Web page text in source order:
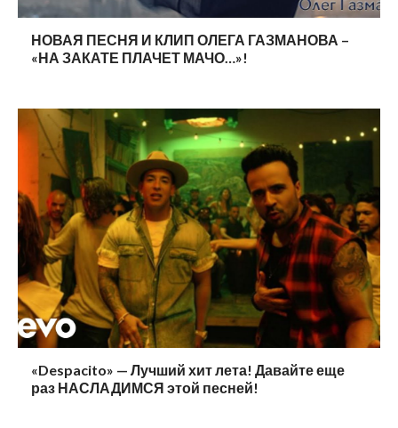
НОВАЯ ПЕСНЯ И КЛИП ОЛЕГА ГАЗМАНОВА –
«НА ЗАКАТЕ ПЛАЧЕТ МАЧО…»!
«Despacito» — Лучший хит лета! Давайте еще
раз НАСЛАДИМСЯ этой песней!